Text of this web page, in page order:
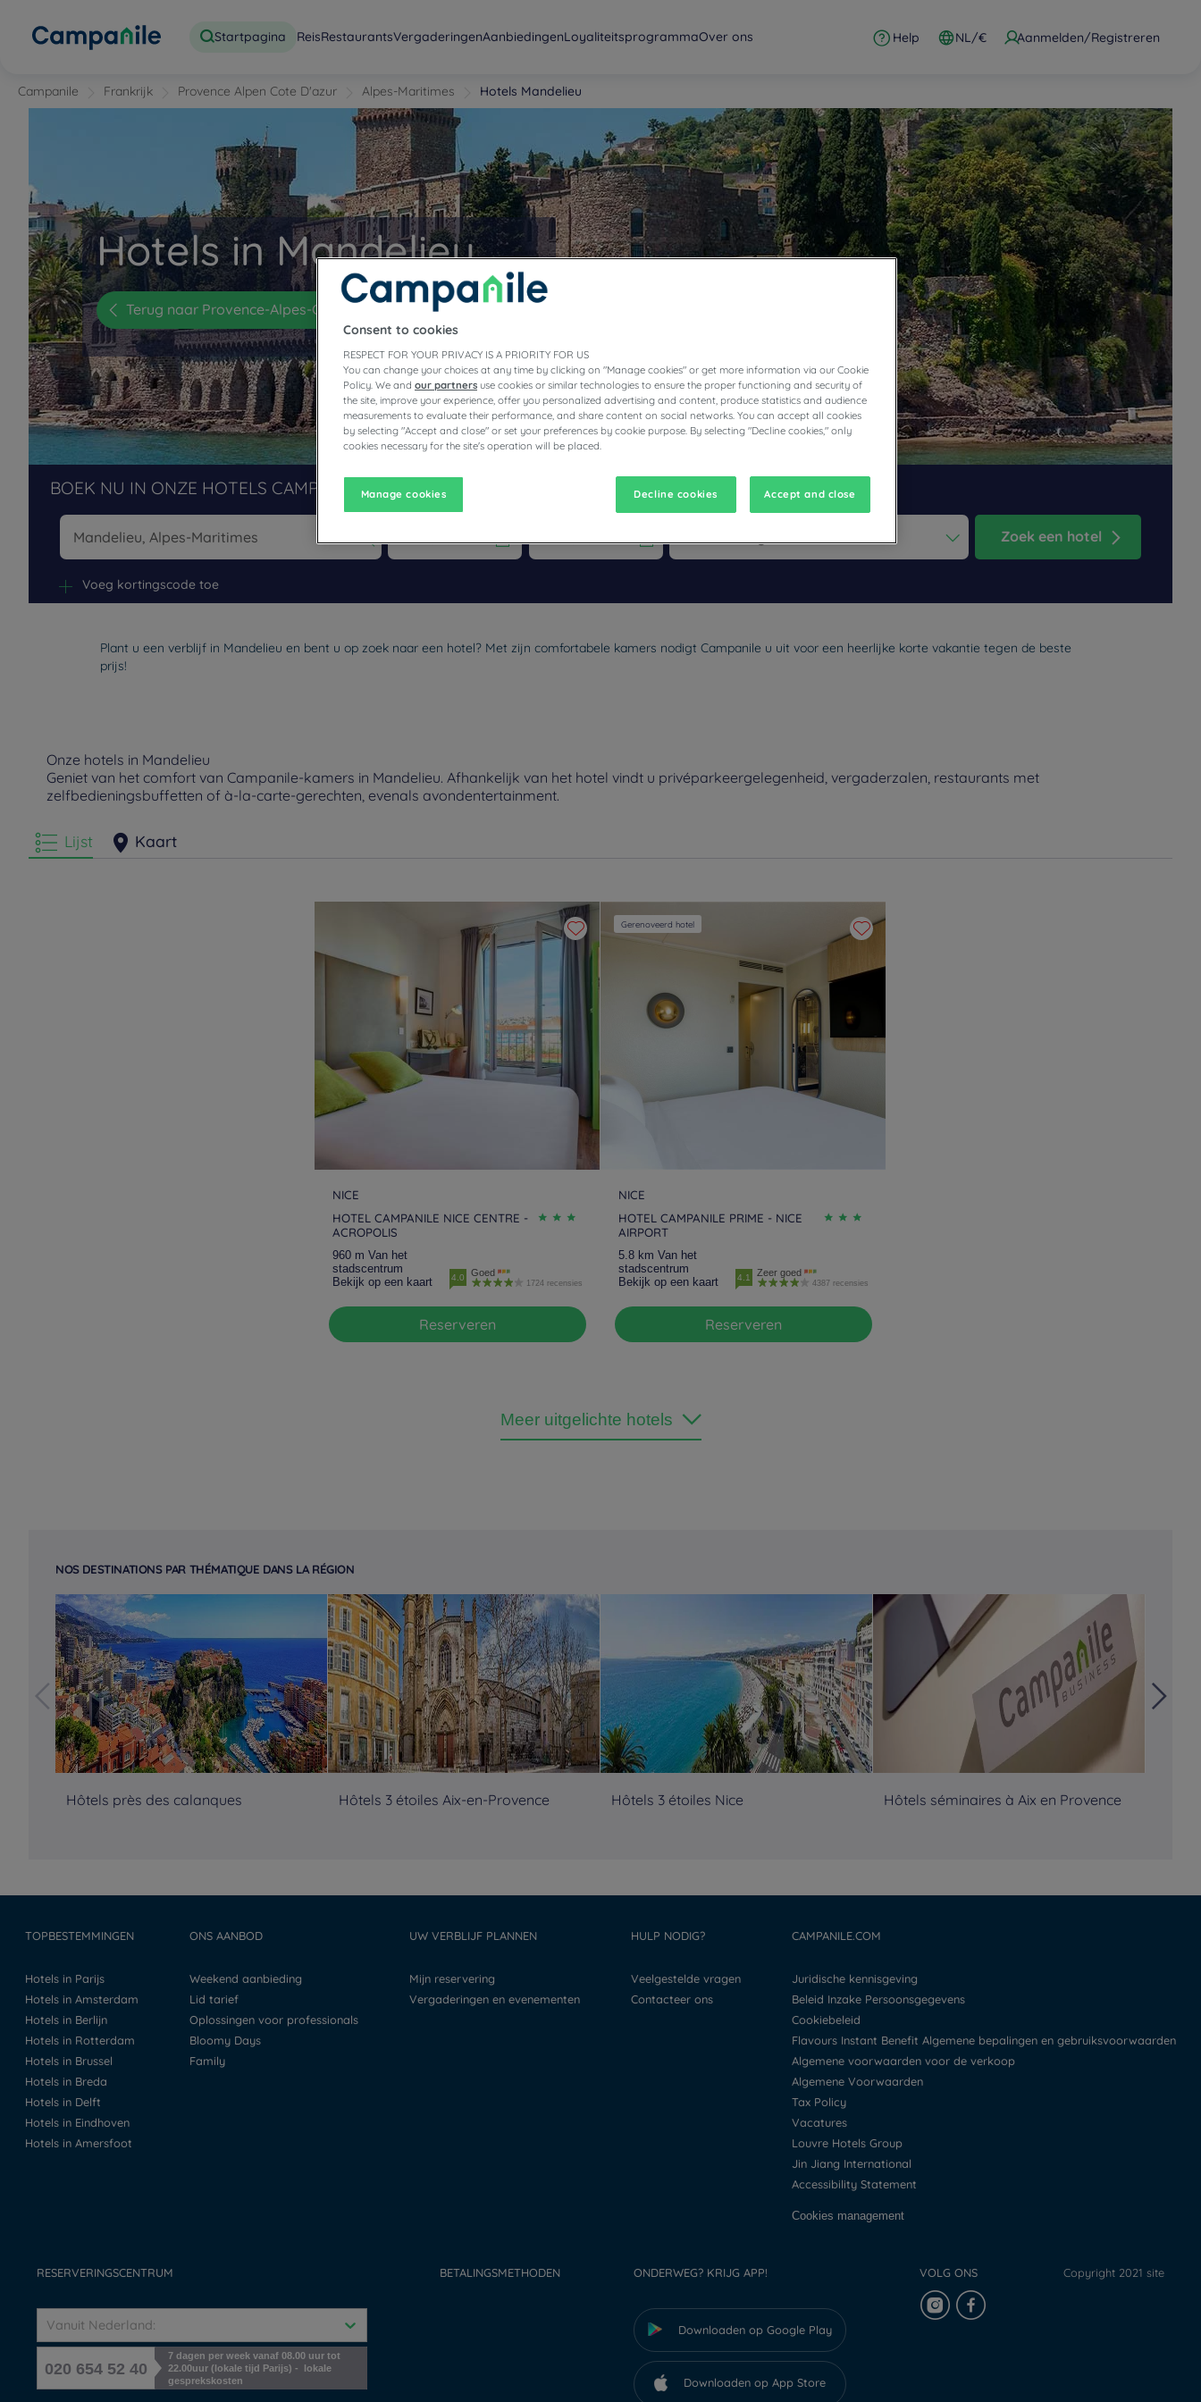
Startpagina ReisRestaurantsVergaderingenAanbiedingenLoyaliteitsprogrammaOver ons Help NL/€ Aanmelden/Registreren
Campanile Frankrijk Provence Alpen Cote D'azur Alpes-Maritimes Hotels Mandelieu
Hotels in Mandelieu
Terug naar Provence-Alpes-Côte-d'Azur
BOEK NU IN ONZE HOTELS CAMPANILE
Zoek een hotel
Voeg kortingscode toe
Plant u een verblijf in Mandelieu en bent u op zoek naar een hotel? Met zijn comfortabele kamers nodigt Campanile u uit voor een heerlijke korte vakantie tegen de beste
prijs!
Onze hotels in Mandelieu
Geniet van het comfort van Campanile-kamers in Mandelieu. Afhankelijk van het hotel vindt u privéparkeergelegenheid, vergaderzalen, restaurants met
zelfbedieningsbuffetten of à-la-carte-gerechten, evenals avondentertainment.
Lijst Kaart
NICE
HOTEL CAMPANILE NICE CENTRE -
ACROPOLIS
960 m Van het
stadscentrum
Bekijk op een kaart
4.0 Goed
1724 recensies
Reserveren
Gerenoveerd hotel
NICE
HOTEL CAMPANILE PRIME - NICE
AIRPORT
5.8 km Van het
stadscentrum
Bekijk op een kaart
4.1 Zeer goed
4387 recensies
Reserveren
Meer uitgelichte hotels
NOS DESTINATIONS PAR THÉMATIQUE DANS LA RÉGION
Hôtels près des calanques Hôtels 3 étoiles Aix-en-Provence Hôtels 3 étoiles Nice Hôtels séminaires à Aix en Provence
TOPBESTEMMINGEN
Hotels in Parijs
Hotels in Amsterdam
Hotels in Berlijn
Hotels in Rotterdam
Hotels in Brussel
Hotels in Breda
Hotels in Delft
Hotels in Eindhoven
Hotels in Amersfoot
ONS AANBOD
Weekend aanbieding
Lid tarief
Oplossingen voor professionals
Bloomy Days
Family
UW VERBLIJF PLANNEN
Mijn reservering
Vergaderingen en evenementen
HULP NODIG?
Veelgestelde vragen
Contacteer ons
CAMPANILE.COM
Juridische kennisgeving
Beleid Inzake Persoonsgegevens
Cookiebeleid
Flavours Instant Benefit Algemene bepalingen en gebruiksvoorwaarden
Algemene voorwaarden voor de verkoop
Algemene Voorwaarden
Tax Policy
Vacatures
Louvre Hotels Group
Jin Jiang International
Accessibility Statement
Cookies management
RESERVERINGSCENTRUM
Vanuit Nederland:
020 654 52 40
7 dagen per week vanaf 08.00 uur tot
22.00uur (lokale tijd Parijs) - lokale
gesprekskosten
BETALINGSMETHODEN ONDERWEG? KRIJG APP!
Downloaden op Google Play
Downloaden op App Store
VOLG ONS Copyright 2021 site
Consent to cookies
RESPECT FOR YOUR PRIVACY IS A PRIORITY FOR US
You can change your choices at any time by clicking on "Manage cookies" or get more information via our Cookie
Policy. We and our partners use cookies or similar technologies to ensure the proper functioning and security of
the site, improve your experience, offer you personalized advertising and content, produce statistics and audience
measurements to evaluate their performance, and share content on social networks. You can accept all cookies
by selecting "Accept and close" or set your preferences by cookie purpose. By selecting "Decline cookies," only
cookies necessary for the site's operation will be placed.
Manage cookies Decline cookies Accept and close